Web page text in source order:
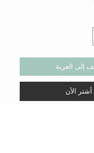
إلى العربة
أشتر الأن